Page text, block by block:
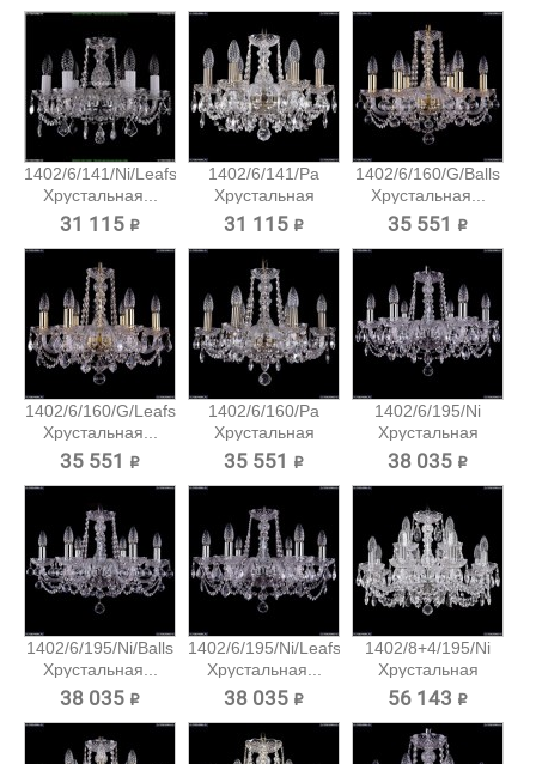
1402/6/141/Ni/Leafs
Хрустальная...
31 115 ₽
1402/6/141/Pa
Хрустальная
подвесная...
31 115 ₽
1402/6/160/G/Balls
Хрустальная...
35 551 ₽
1402/6/160/G/Leafs
Хрустальная...
35 551 ₽
1402/6/160/Pa
Хрустальная
подвесная...
35 551 ₽
1402/6/195/Ni
Хрустальная
подвесная...
38 035 ₽
1402/6/195/Ni/Balls
Хрустальная...
38 035 ₽
1402/6/195/Ni/Leafs
Хрустальная...
38 035 ₽
1402/8+4/195/Ni
Хрустальная
подвесная...
56 143 ₽